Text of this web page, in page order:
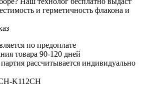
и герметичность флакона и
по предоплате
товара 90-120 дней
рассчитывается индивидуально
K112CH